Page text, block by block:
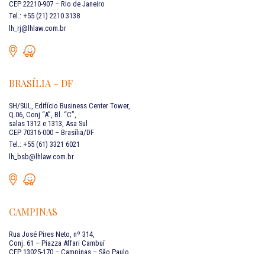
CEP 22210-907 – Rio de Janeiro
Tel.: +55 (21) 2210 3138
lh_rj@lhlaw.com.br
BRASÍLIA – DF
SH/SUL, Edifício Business Center Tower,
Q.06, Conj “A”, Bl. “C”,
salas 1312 e 1313, Asa Sul
CEP 70316-000 – Brasília/DF
Tel.: +55 (61) 3321 6021
lh_bsb@lhlaw.com.br
CAMPINAS
Rua José Pires Neto, nº 314,
Conj. 61 – Piazza Affari Cambuí
CEP 13025-170 – Campinas – São Paulo